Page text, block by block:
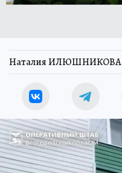
Наталия ИЛЮШНИКОВА